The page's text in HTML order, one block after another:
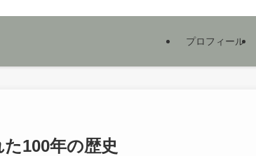
プロフィール
100年の歴史